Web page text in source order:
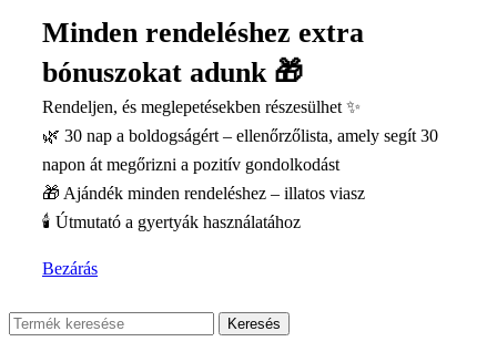
Minden rendeléshez extra
bónuszokat adunk 🎁
Rendeljen, és meglepetésekben részesülhet ✨
🌿 30 nap a boldogságért – ellenőrzőlista, amely segít 30
napon át megőrizni a pozitív gondolkodást
🎁 Ajándék minden rendeléshez – illatos viasz
🕯️ Útmutató a gyertyák használatához
Bezárás
Keresés